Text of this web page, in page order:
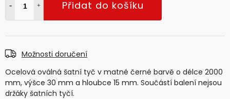
Přidat do košíku
Možnosti doručení
Ocelová oválná šatní tyč v matné černé barvě o délce 2000
mm, výšce 30 mm a hloubce 15 mm. Součástí balení nejsou
držáky šatních tyčí.